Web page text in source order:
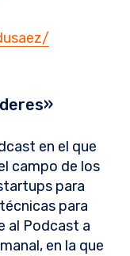
en el que
campo de los
para
para
al Podcast a
en la que